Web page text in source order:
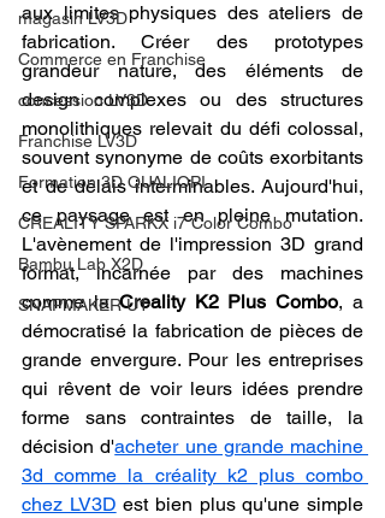
magasin LV3D
Commerce en Franchise
concession LV3D
Franchise LV3D
Formation 3D QUALIOPI
CREALITY SPARKX i7 Color Combo
Bambu Lab X2D
SNAPMAKER U1
aux limites physiques des ateliers de
fabrication. Créer des prototypes
grandeur nature, des éléments de
design complexes ou des structures
monolithiques relevait du défi colossal,
souvent synonyme de coûts exorbitants
et de délais interminables. Aujourd'hui,
ce paysage est en pleine mutation.
L'avènement de l'impression 3D grand
format, incarnée par des machines
comme la Creality K2 Plus Combo, a
démocratisé la fabrication de pièces de
grande envergure. Pour les entreprises
qui rêvent de voir leurs idées prendre
forme sans contraintes de taille, la
décision d'acheter une grande machine
3d comme la créality k2 plus combo
chez LV3D est bien plus qu'une simple